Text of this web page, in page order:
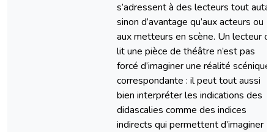
s’adressent à des lecteurs tout
sinon d’avantage qu’aux acteurs ou
aux metteurs en scène. Un lecteur
lit une pièce de théâtre n’est pas
forcé d’imaginer une réalité scénique
correspondante : il peut tout aussi
bien interpréter les indications des
didascalies comme des indices
indirects qui permettent d’imaginer